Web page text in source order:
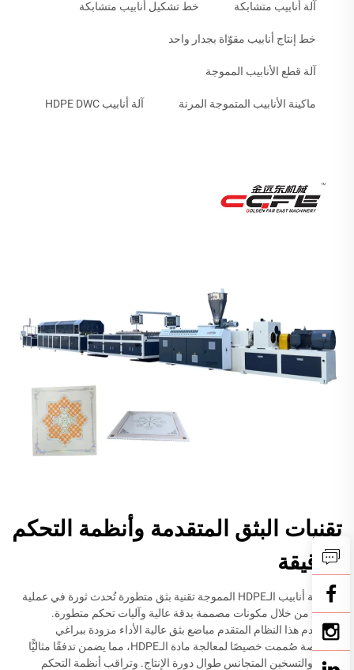
آلة أنابيب متشابكة خط تشكيل أنابيب متشابكة
خط إنتاج أنابيب مقوّاة بجدار واحد
آلة قطع الأنابيب المموجة
ماكينة الأنابيب المتموجة المرنة آلة أنابيب HDPE DWC
تقنيات البثق المتقدمة وأنظمة التحكم
الدقيقة
تضم آلة أنابيب الـHDPE المموجة تقنية بثق متطورة تُحدث ثورة في عملية
التصنيع من خلال مكونات مصممة بدقة عالية وآليات تحكم متطورة.
ويستخدم هذا النظام المتقدم مباضع بثق عالية الأداء مزودة ببراغي
متخصصة صُممت خصيصًا لمعالجة مادة الـHDPE، مما يضمن تدفقًا مثاليًّا
للمواد والتسخين المتجانس طوال دورة الإنتاج. وتراقب أنظمة التحكم